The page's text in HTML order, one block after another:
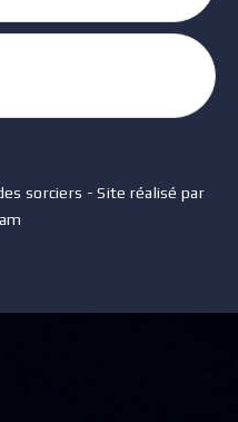
sorciers - Site réalisé par